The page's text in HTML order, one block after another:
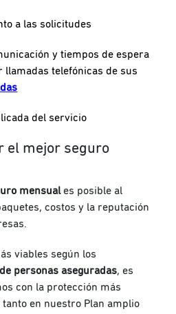
a las solicitudes
y tiempos de espera
llamadas telefónicas de sus
del servicio
el mejor seguro
mensuales posible al
costos y la reputación
viables según los
personas aseguradas, es
con la protección más
en nuestro Plan amplio